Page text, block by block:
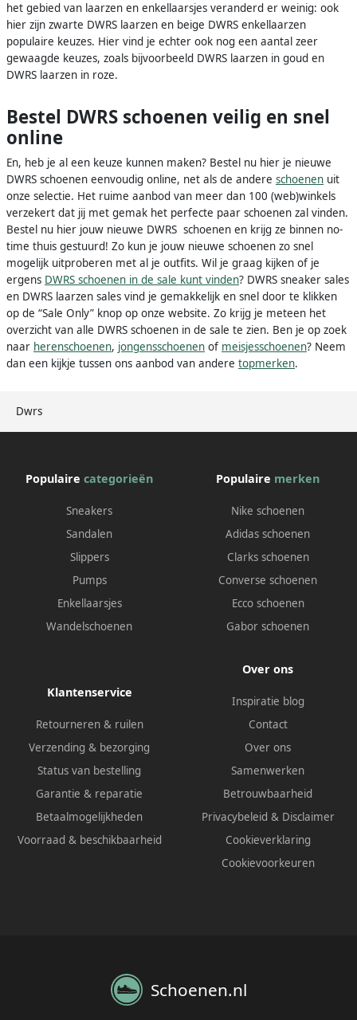
Dwrs
het gebied van laarzen en enkellaarsjes veranderd er weinig: ook
hier zijn zwarte DWRS laarzen en beige DWRS enkellaarzen
populaire keuzes. Hier vind je echter ook nog een aantal zeer
gewaagde keuzes, zoals bijvoorbeeld DWRS laarzen in goud en
DWRS laarzen in roze.
Bestel DWRS schoenen veilig en snel
online
En, heb je al een keuze kunnen maken? Bestel nu hier je nieuwe
DWRS schoenen eenvoudig online, net als de andere schoenen uit
onze selectie. Het ruime aanbod van meer dan 100 (web)winkels
verzekert dat jij met gemak het perfecte paar schoenen zal vinden.
Bestel nu hier jouw nieuwe DWRS schoenen en krijg ze binnen no-
time thuis gestuurd! Zo kun je jouw nieuwe schoenen zo snel
mogelijk uitproberen met al je outfits. Wil je graag kijken of je
ergens DWRS schoenen in de sale kunt vinden? DWRS sneaker sales
en DWRS laarzen sales vind je gemakkelijk en snel door te klikken
op de “Sale Only” knop op onze website. Zo krijg je meteen het
overzicht van alle DWRS schoenen in de sale te zien. Ben je op zoek
naar herenschoenen, jongensschoenen of meisjesschoenen? Neem
dan een kijkje tussen ons aanbod van andere topmerken.
Populaire categorieën
Sneakers
Sandalen
Slippers
Pumps
Enkellaarsjes
Wandelschoenen
Populaire merken
Nike schoenen
Adidas schoenen
Clarks schoenen
Converse schoenen
Ecco schoenen
Gabor schoenen
Klantenservice
Retourneren & ruilen
Verzending & bezorging
Status van bestelling
Garantie & reparatie
Betaalmogelijkheden
Voorraad & beschikbaarheid
Over ons
Inspiratie blog
Contact
Over ons
Samenwerken
Betrouwbaarheid
Privacybeleid & Disclaimer
Cookieverklaring
Cookievoorkeuren
Schoenen.nl